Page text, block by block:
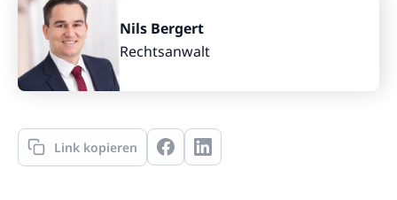
Nils Bergert
Rechtsanwalt
Link kopieren